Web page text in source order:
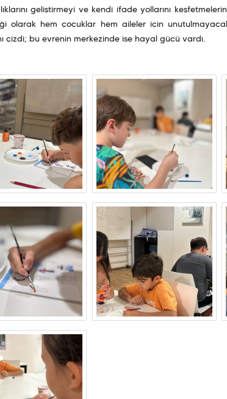
geliştirmeyi ve kendi ifade yollarını
olarak hem çocuklar hem aileler için
çizdi; bu evrenin merkezinde ise hayal gücü vardı.